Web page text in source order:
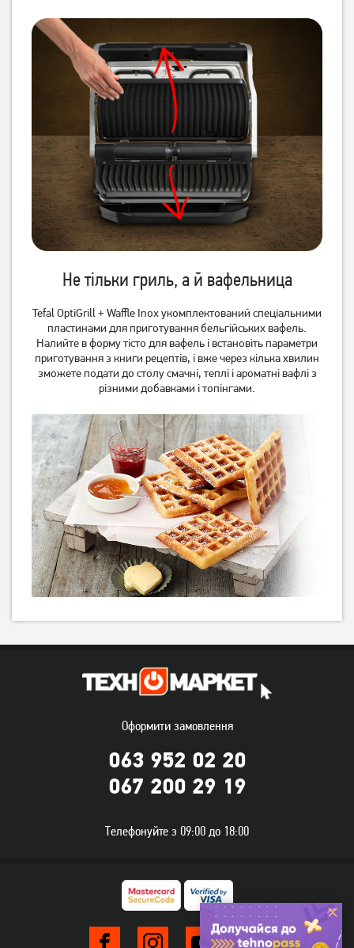
Гриль Ardesto GK-STC20
4 749 грн
3 799 грн
Гриль Holmer HCG-160
1 139грн
Гриль Esperanza EKG007
2 419 грн
1 929грн
Електрошашличниця
1 669 грн
1 329грн
Гриль Tefal GC760D30 Гриль MPM MGR-11M
Не тільки гриль, а й вафельница
Tefal OptiGrill + Waffle Inox укомплектований спеціальними
пластинами для приготування бельгійських вафель.
Налийте в форму тісто для вафель і встановіть параметри
приготування з книги рецептів, і вже через кілька хвилин
зможете подати до столу смачні, теплі і ароматні вафлі з
різними добавками і топінгами.
Оформити замовлення
063 952 02 20
067 200 29 19
Телефонуйте з 09:00 до 18:00